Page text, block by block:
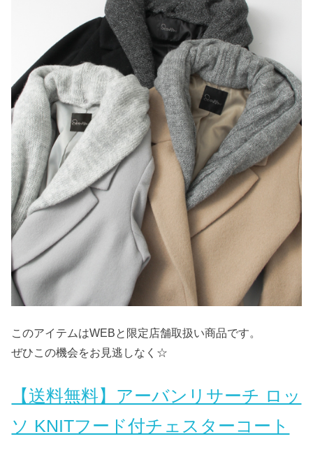
このアイテムはWEBと限定店舗取扱い商品です。
ぜひこの機会をお見逃しなく☆
【送料無料】アーバンリサーチ ロッ
ソ KNITフード付チェスターコート